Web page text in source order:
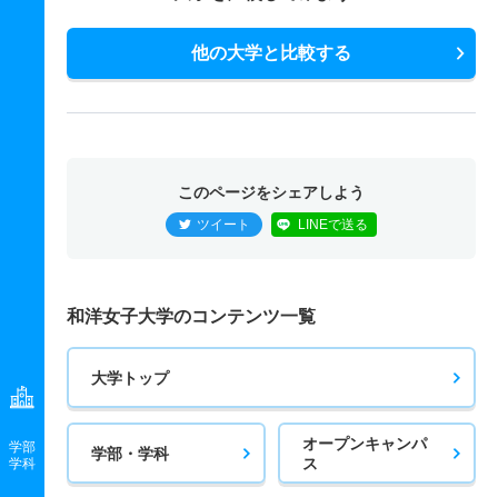
学部
学科
他の大学と比較する
このページをシェアしよう
ツイート LINEで送る
和洋女子大学のコンテンツ一覧
大学トップ
学部・学科
オープンキャンパ
ス